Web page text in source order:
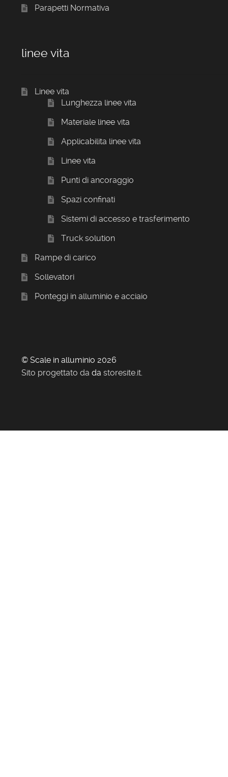
Parapetti Normativa
linee vita
Linee vita
Lunghezza linee vita
Materiale linee vita
Applicabilita linee vita
Linee vita
Punti di ancoraggio
Spazi confinati
Sistemi di accesso e trasferimento
Truck solution
Rampe di carico
Sollevatori
Ponteggi in alluminio e acciaio
© Scale in alluminio 2026
Sito progettato da da storesite.it.